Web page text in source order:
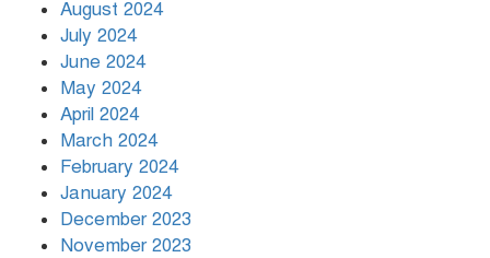
August 2024
July 2024
June 2024
May 2024
April 2024
March 2024
February 2024
January 2024
December 2023
November 2023